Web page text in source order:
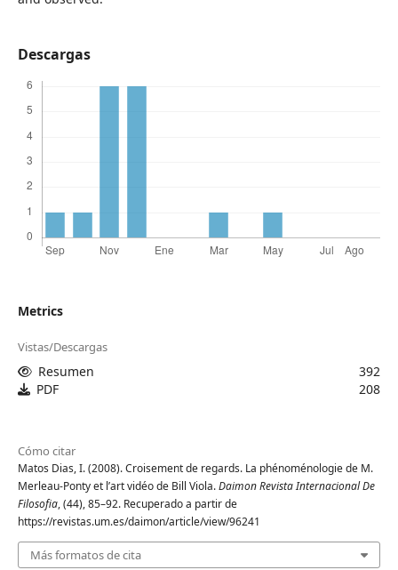
Descargas
Metrics
Vistas/Descargas
Resumen
392
PDF
208
Cómo citar
Matos Dias, I. (2008). Croisement de regards. La phénoménologie de M.
Merleau-Ponty et lʼart vidéo de Bill Viola.Daimon Revista Internacional De
Filosofia, (44), 85–92. Recuperado a partir de
https://revistas.um.es/daimon/article/view/96241
Más formatos de cita